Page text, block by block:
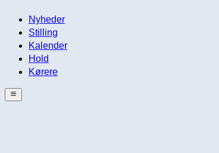
Nyheder
Stilling
Kalender
Hold
Kørere